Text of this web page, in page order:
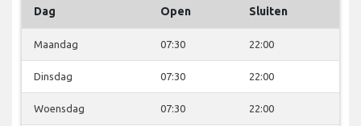
Dag Open Sluiten
Maandag 07:30 22:00
Dinsdag 07:30 22:00
Woensdag 07:30 22:00